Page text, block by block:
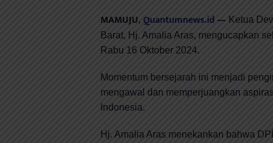
MAMUJU, Quantumnews.id— Ketua
Barat, Hj. Amalia Aras, mengucapkan
Rabu 16 Oktober 2024.
Momentum bersejarah ini menjadi
mengawal dan memperjuangkan
Indonesia.
Hj. Amalia Aras menekankan bahwa